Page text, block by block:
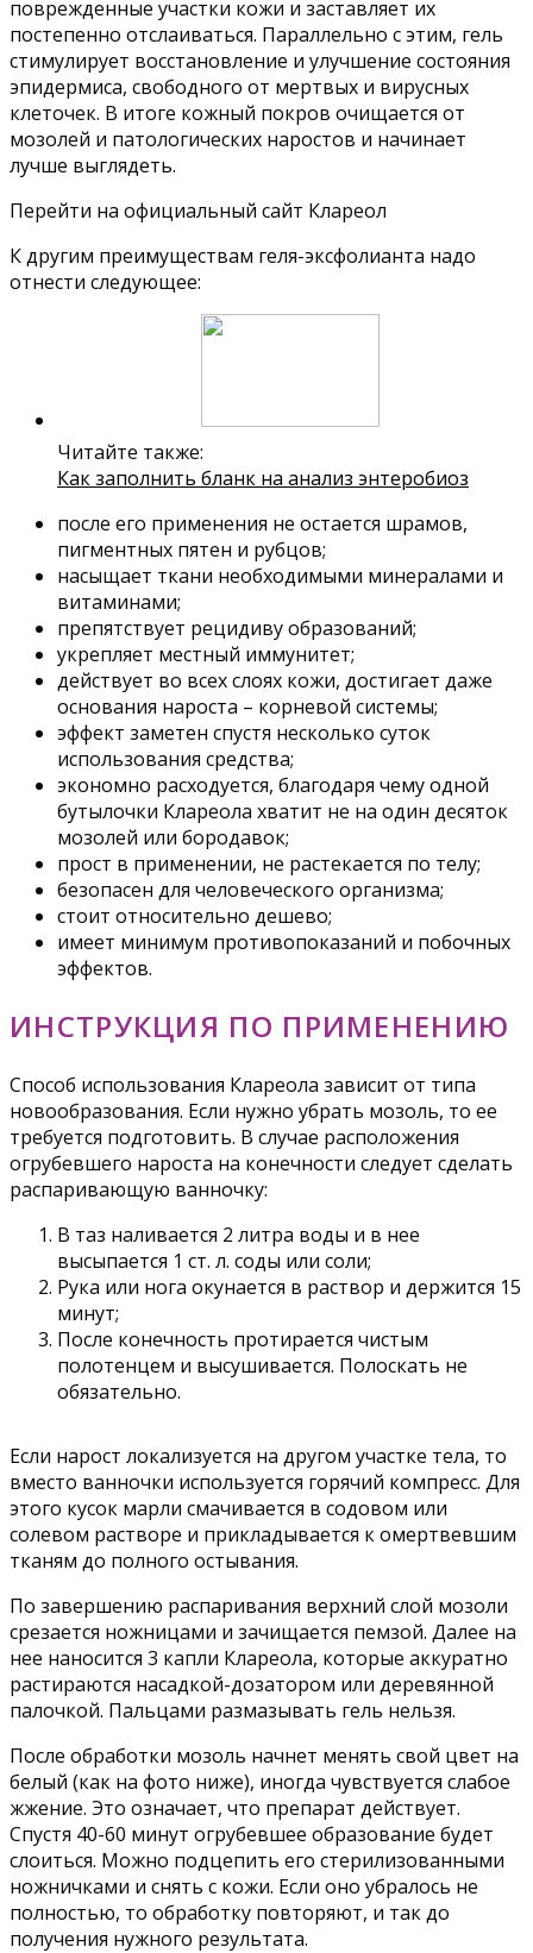
поврежденные участки кожи и заставляет их
постепенно отслаиваться. Параллельно с этим, гель
стимулирует восстановление и улучшение состояния
эпидермиса, свободного от мертвых и вирусных
клеточек. В итоге кожный покров очищается от
мозолей и патологических наростов и начинает
лучше выглядеть.
Перейти на официальный сайт Клареол
К другим преимуществам геля-эксфолианта надо
отнести следующее:
Читайте также:
Как заполнить бланк на анализ энтеробиоз
после его применения не остается шрамов,
пигментных пятен и рубцов;
насыщает ткани необходимыми минералами и
витаминами;
препятствует рецидиву образований;
укрепляет местный иммунитет;
действует во всех слоях кожи, достигает даже
основания нароста – корневой системы;
эффект заметен спустя несколько суток
использования средства;
экономно расходуется, благодаря чему одной
бутылочки Клареола хватит не на один десяток
мозолей или бородавок;
прост в применении, не растекается по телу;
безопасен для человеческого организма;
стоит относительно дешево;
имеет минимум противопоказаний и побочных
эффектов.
ИНСТРУКЦИЯ ПО ПРИМЕНЕНИЮ
Способ использования Клареола зависит от типа
новообразования. Если нужно убрать мозоль, то ее
требуется подготовить. В случае расположения
огрубевшего нароста на конечности следует сделать
распаривающую ванночку:
В таз наливается 2 литра воды и в нее
высыпается 1 ст. л. соды или соли;
Рука или нога окунается в раствор и держится 15
минут;
После конечность протирается чистым
полотенцем и высушивается. Полоскать не
обязательно.
Если нарост локализуется на другом участке тела, то
вместо ванночки используется горячий компресс. Для
этого кусок марли смачивается в содовом или
солевом растворе и прикладывается к омертвевшим
тканям до полного остывания.
По завершению распаривания верхний слой мозоли
срезается ножницами и зачищается пемзой. Далее на
нее наносится 3 капли Клареола, которые аккуратно
растираются насадкой-дозатором или деревянной
палочкой. Пальцами размазывать гель нельзя.
После обработки мозоль начнет менять свой цвет на
белый (как на фото ниже), иногда чувствуется слабое
жжение. Это означает, что препарат действует.
Спустя 40-60 минут огрубевшее образование будет
слоиться. Можно подцепить его стерилизованными
ножничками и снять с кожи. Если оно убралось не
полностью, то обработку повторяют, и так до
получения нужного результата.